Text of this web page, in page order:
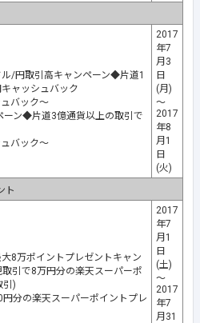
/円取引高キャンペーン◆片道1
ャッシュバック
バック～
ーン◆片道3億通貨以上の取引で
バック～
2017
年7
月3
日
(月)
～
2017
年8
月1
日
(火)
ト
8万ポイントプレゼントキャン
引で8万円分の楽天スーパーポ
引)
分の楽天スーパーポイントプレ
2017
年7
月1
日
(土)
～
2017
年7
月31